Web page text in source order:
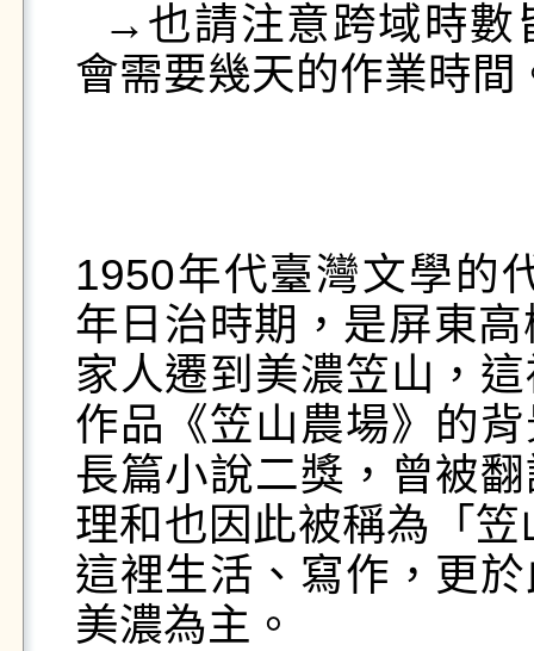
會需要幾天的作業時間
1950年代臺灣文學的
年日治時期，是屏東
家人遷到美濃笠山，
作品《笠山農場》的
長篇小說二獎，曾被
理和也因此被稱為「
這裡生活、寫作，更
美濃為主。